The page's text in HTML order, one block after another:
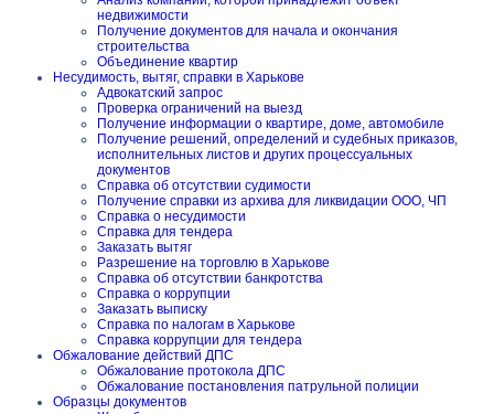
недвижимости
Получение документов для начала и окончания
строительства
Объединение квартир
Несудимость, вытяг, справки в Харькове
Адвокатский запрос
Проверка ограничений на выезд
Получение информации о квартире, доме, автомобиле
Получение решений, определений и судебных приказов,
исполнительных листов и других процессуальных
документов
Справка об отсутствии судимости
Получение справки из архива для ликвидации ООО, ЧП
Справка о несудимости
Справка для тендера
Заказать вытяг
Разрешение на торговлю в Харькове
Справка об отсутствии банкротства
Справка о коррупции
Заказать выписку
Справка по налогам в Харькове
Справка коррупции для тендера
Обжалование действий ДПС
Обжалование протокола ДПС
Обжалование постановления патрульной полиции
Образцы документов